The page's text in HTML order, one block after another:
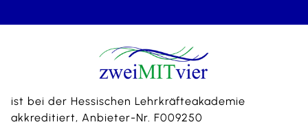
ist bei der Hessischen Lehrkräfteakademie
akkreditiert, Anbieter-Nr. F009250